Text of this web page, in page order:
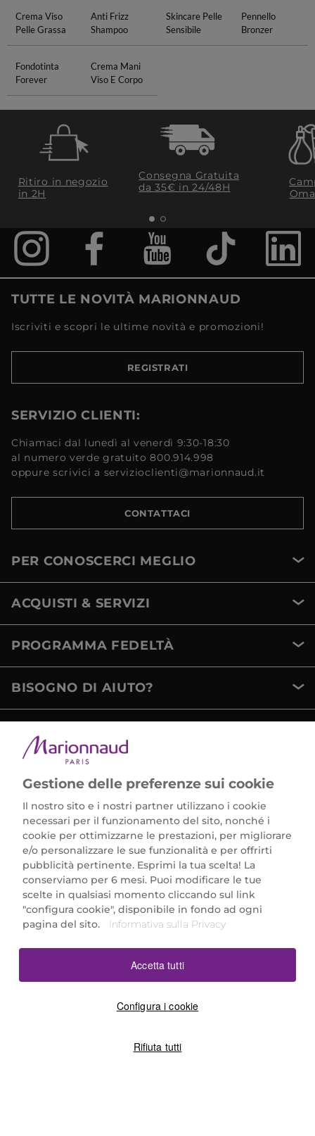
Crema Viso
Pelle Grassa
Anti Frizz
Shampoo
Skincare Pelle
Sensibile
Pennello
Bronzer
Fondotinta
Forever
Crema Mani
Viso E Corpo
Ritiro in negozio
in 2H
Consegna Gratuita
da 35€​ in 24/48H
TUTTE LE NOVITÀ MARIONNAUD
Iscriviti e scopri le ultime novità e promozioni!
REGISTRATI
SERVIZIO CLIENTI:
Chiamaci dal lunedì al venerdì 9:30-18:30
al numero verde gratuito 800.914.998
oppure scrivici a servizioclienti@marionnaud.it
CONTATTACI
PER CONOSCERCI MEGLIO
ACQUISTI & SERVIZI
PROGRAMMA FEDELTÀ
BISOGNO DI AIUTO?
Marionnaud Parfumeries Italia S.r.l.
Largo Fiera Milano 5, 20017 Rho (MI)
REA Milano 1650024 con P.IVA 13425220152.
SCARICA LA NOSTRA APP
Gestione delle preferenze sui cookie
Il nostro sito e i nostri partner utilizzano i cookie
necessari per il funzionamento del sito, nonché i
cookie per ottimizzarne le prestazioni, per migliorare
e/o personalizzare le sue funzionalità e per offrirti
pubblicità pertinente. Esprimi la tua scelta! La
conserviamo per 6 mesi. Puoi modificare le tue
scelte in qualsiasi momento cliccando sul link
"configura cookie", disponibile in fondo ad ogni
pagina del sito.
Informativa sulla Privacy
Configura i cookie
Rifiuta tutti
Accetta tutti